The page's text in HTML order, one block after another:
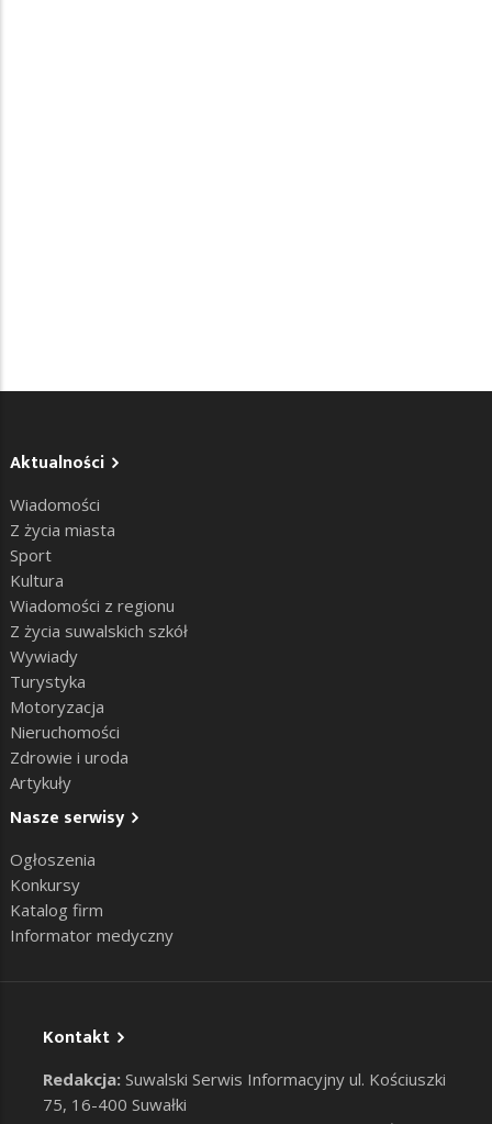
Aktualności
Wiadomości
Z życia miasta
Sport
Kultura
Wiadomości z regionu
Z życia suwalskich szkół
Wywiady
Turystyka
Motoryzacja
Nieruchomości
Zdrowie i uroda
Artykuły
Nasze serwisy
Ogłoszenia
Konkursy
Katalog firm
Informator medyczny
Kontakt
Redakcja: Suwalski Serwis Informacyjny ul. Kościuszki
75, 16-400 Suwałki